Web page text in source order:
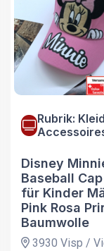
Rubrik:
Disney
Baseball
für Kinder
Pink Rosa
Baumwolle
3930 Visp /